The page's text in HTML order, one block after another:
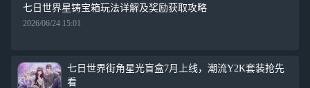
七日世界星铸宝箱玩法详解及奖励获取攻略
2026/06/24 15:01
七日世界街角星光盲盒7月上线，潮流Y2K套装抢先
看